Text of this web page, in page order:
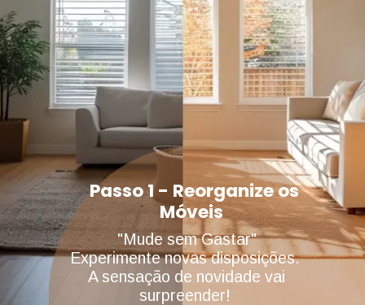
"Mude sem Gastar"
Experimente novas disposições.
A sensação de novidade vai
surpreender!
Passo 1 - Reorganize os
Móveis